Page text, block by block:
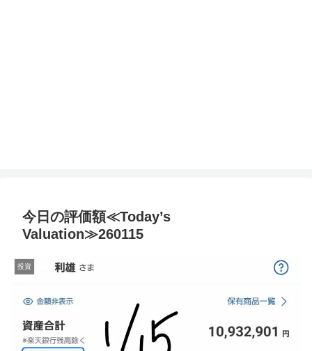
今日の評価額≪Today’s
Valuation≫260115
投資